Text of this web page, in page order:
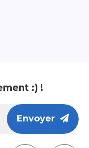
:) !
Envoyer